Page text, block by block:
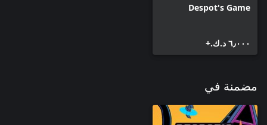
Despot's Game
٦٫٠٠٠ د.ك.‏+
مضمنة في